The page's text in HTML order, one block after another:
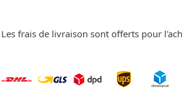
Les frais de livraison sont offerts pour